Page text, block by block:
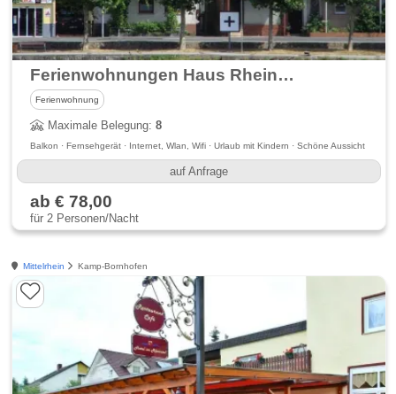
Ferienwohnungen Haus Rheinglück
Ferienwohnung
Maximale Belegung:8
Balkon · Fernsehgerät · Internet, Wlan, Wifi · Urlaub mit Kindern · Schöne Aussicht
auf Anfrage
ab € 78,00
für 2 Personen/Nacht
Mittelrhein Kamp-Bornhofen